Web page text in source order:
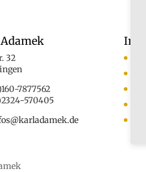
32
7877562
570405
Infos